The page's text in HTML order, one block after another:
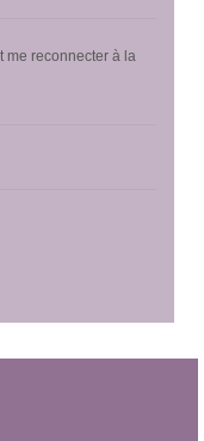
me reconnecter à la